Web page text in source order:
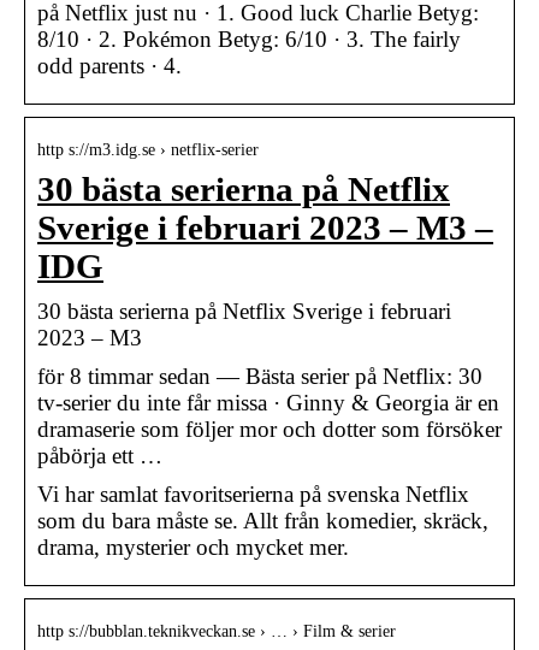
på Netflix just nu · 1. Good luck Charlie Betyg:
8/10 · 2. Pokémon Betyg: 6/10 · 3. The fairly
odd parents · 4.
http s://m3.idg.se › netflix-serier
30 bästa serierna på Netflix
Sverige i februari 2023 – M3 –
IDG
30 bästa serierna på Netflix Sverige i februari
2023 – M3
för 8 timmar sedan — Bästa serier på Netflix: 30
tv-serier du inte får missa · Ginny & Georgia är en
dramaserie som följer mor och dotter som försöker
påbörja ett …
Vi har samlat favoritserierna på svenska Netflix
som du bara måste se. Allt från komedier, skräck,
drama, mysterier och mycket mer.
http s://bubblan.teknikveckan.se › … › Film & serier